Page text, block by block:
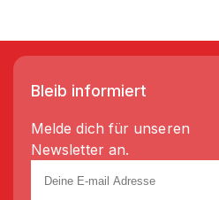
Bleib informiert
Melde dich für unseren
Newsletter an.